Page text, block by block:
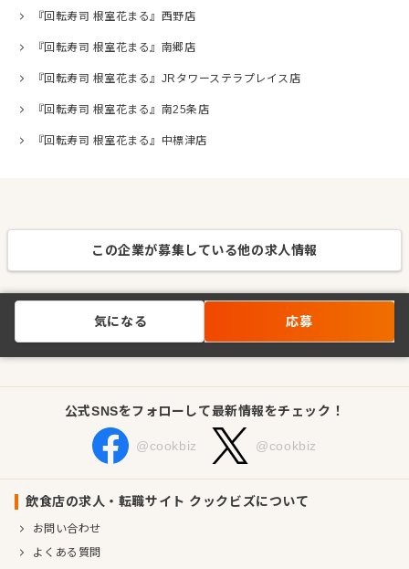
『回転寿司 根室花まる』西野店
『回転寿司 根室花まる』南郷店
『回転寿司 根室花まる』JRタワーステラプレイス店
『回転寿司 根室花まる』南25条店
『回転寿司 根室花まる』中標津店
この企業が募集している他の求人情報
気になる 応募
公式SNSをフォローして最新情報をチェック！
@cookbiz @cookbiz
飲食店の求人・転職サイト クックビズについて
お問い合わせ
よくある質問